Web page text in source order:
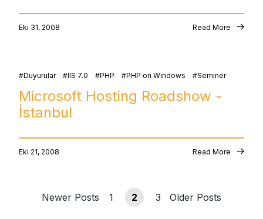
Eki 31, 2008 Read More
Duyurular IIS 7.0 PHP PHP on Windows Seminer
Microsoft Hosting Roadshow -
İstanbul
Eki 21, 2008 Read More
Newer Posts 1 2 3 Older Posts